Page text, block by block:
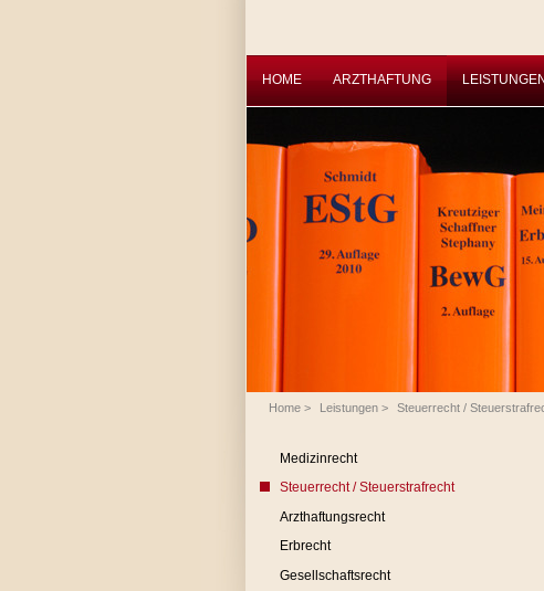
HOME ARZTHAFTUNG
Home> Leistungen> Steuerrecht /
Medizinrecht
Steuerrecht / Steuerstrafrecht
Arzthaftungsrecht
Erbrecht
Gesellschaftsrecht